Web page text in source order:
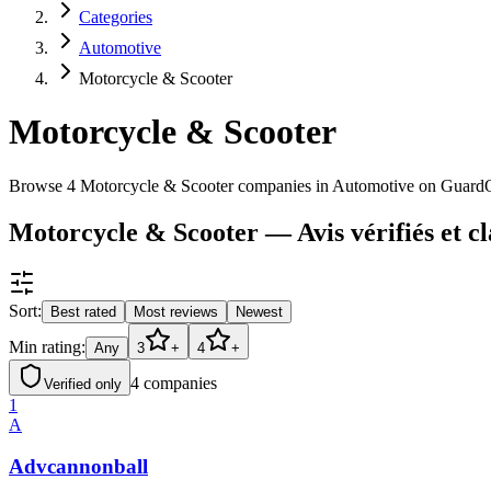
Categories
Automotive
Motorcycle & Scooter
Motorcycle & Scooter
Browse 4 Motorcycle & Scooter companies in Automotive on
Motorcycle & Scooter — Avis vérifiés et
Sort: Best rated Most reviews Newest
Min rating: Any 3 + 4 +
Verified only 4 companies
1
A
Advcannonball